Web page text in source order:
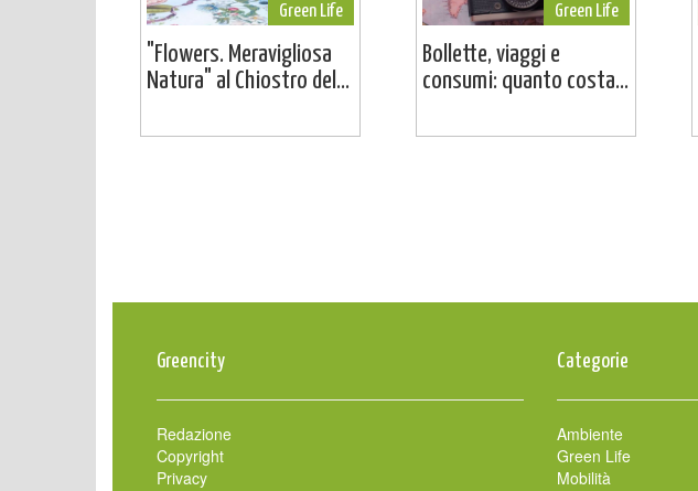
Green Life
"Flowers. Meravigliosa
Natura" al Chiostro del...
Green Life
Bollette, viaggi e
consumi: quanto costa...
Greencity
Redazione
Copyright
Privacy
Categorie
Ambiente
Green Life
Mobilità